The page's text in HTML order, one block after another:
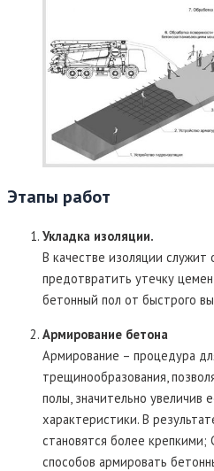
Этапы работ
Укладка изоляции.
В качестве изоляции служит
предотвратить утечку
бетонный пол от быстрого
Армирование бетона
Армирование – процедура
трещинообразования,
полы, значительно увеличив
характеристики. В
становятся более крепкими;
способов армировать